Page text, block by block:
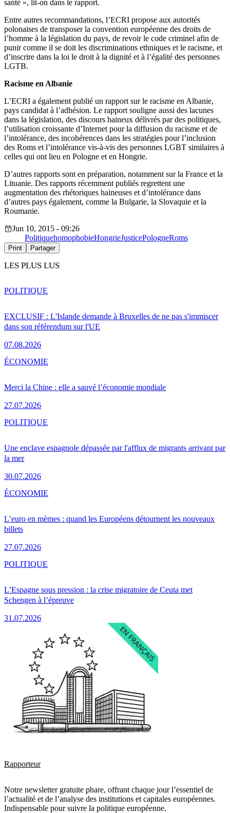
santé », lit-on dans le rapport.
Entre autres recommandations, l’ECRI propose aux autorités
polonaises de transposer la convention européenne des droits de
l’homme à la législation du pays, de revoir le code criminel afin de
punir comme il se doit les discriminations ethniques et le racisme, et
d’inscrire dans la loi le droit à la dignité et à l’égalité des personnes
LGTB.
Racisme en Albanie
L’ECRI a également publié un rapport sur le racisme en Albanie,
pays candidat à l’adhésion. Le rapport souligne aussi des lacunes
dans la législation, des discours haineux délivrés par des politiques,
l’utilisation croissante d’Internet pour la diffusion du racisme et de
l’intolérance, des incohérences dans les stratégies pour l’inclusion
des Roms et l’intolérance vis-à-vis des personnes LGBT similaires à
celles qui ont lieu en Pologne et en Hongrie.
D’autres rapports sont en préparation, notamment sur la France et la
Lituanie. Des rapports récemment publiés regrettent une
augmentation des rhétoriques haineuses et d’intolérance dans
d’autres pays également, comme la Bulgarie, la Slovaquie et la
Roumanie.
Jun 10, 2015 - 09:26
PolitiquehomophobieHongrieJusticePologneRoms
Print Partager
LES PLUS LUS
EXCLUSIF : L'Islande demande à Bruxelles de ne pas s'immiscer
dans son référendum sur l'UE
07.08.2026
POLITIQUE
Merci la Chine : elle a sauvé l’économie mondiale
27.07.2026
ÉCONOMIE
Une enclave espagnole dépassée par l'afflux de migrants arrivant par
la mer
30.07.2026
POLITIQUE
L’euro en mèmes : quand les Européens détournent les nouveaux
billets
27.07.2026
ÉCONOMIE
L’Espagne sous pression : la crise migratoire de Ceuta met
Schengen à l’épreuve
31.07.2026
POLITIQUE
Rapporteur
Notre newsletter gratuite phare, offrant chaque jour l’essentiel de
l’actualité et de l’analyse des institutions et capitales européennes.
Indispensable pour suivre la politique européenne.